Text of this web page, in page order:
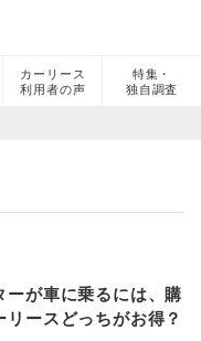
カーリース
利用者の声
特集・
独自調査
ーが車に乗るには、購
リースどっちがお得？